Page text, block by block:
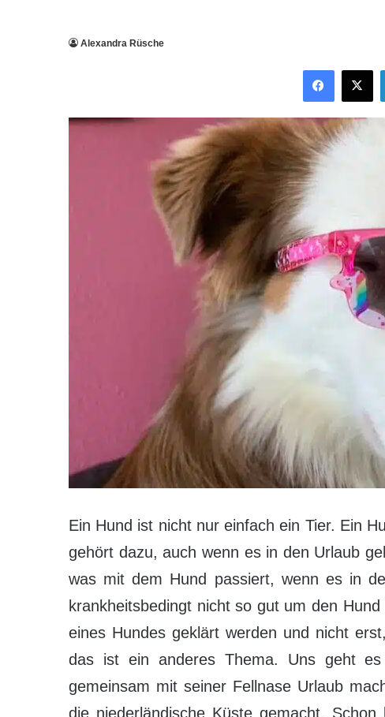
Alexandra Rüsche
Facebook X
Ein Hund ist nicht nur einfach ein Tier. Ein
gehört dazu, auch wenn es in den Urlaub
was mit dem Hund passiert, wenn es in
krankheitsbedingt nicht so gut um den
eines Hundes geklärt werden und nicht
das ist ein anderes Thema. Uns geht
gemeinsam mit seiner Fellnase Urlaub
die niederländische Küste gemacht.